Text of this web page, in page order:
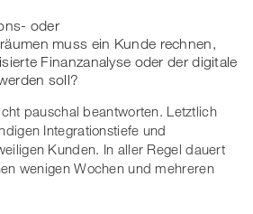
oder
muss ein Kunde rechnen,
Finanzanalyse oder der digitale
soll?
pauschal beantworten. Letztlich
Integrationstiefe und
Kunden. In aller Regel dauert
wenigen Wochen und mehreren